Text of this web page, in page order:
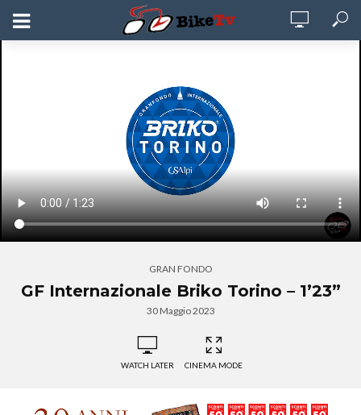
GRAN FONDO
GF Internazionale Briko Torino – 1’23”
30 Maggio 2023
WATCH LATER CINEMA MODE